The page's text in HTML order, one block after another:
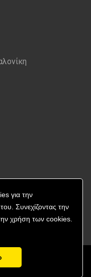
για την
Συνεχίζοντας την
χρήση των cookies.
rights reserved.